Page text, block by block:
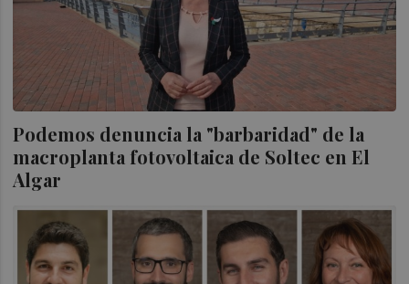
Podemos denuncia la "barbaridad" de la
macroplanta fotovoltaica de Soltec en El
Algar